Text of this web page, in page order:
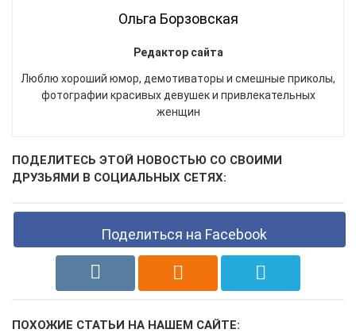
Ольга Борзовская
Редактор сайта
Люблю хороший юмор, демотиваторы и смешные приколы,
фотографии красивых девушек и привлекательных
женщин
ПОДЕЛИТЕСЬ ЭТОЙ НОВОСТЬЮ СО СВОИМИ
ДРУЗЬЯМИ В СОЦИАЛЬНЫХ СЕТЯХ:
Поделиться на Facebook
ПОХОЖИЕ СТАТЬИ НА НАШЕМ САЙТЕ: